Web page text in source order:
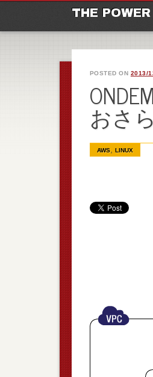
THE
POSTED ON 2013/
おさ
AWS, LINUX